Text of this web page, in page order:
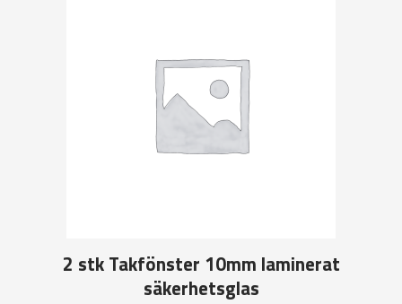
2 stk Takfönster 10mm laminerat
säkerhetsglas